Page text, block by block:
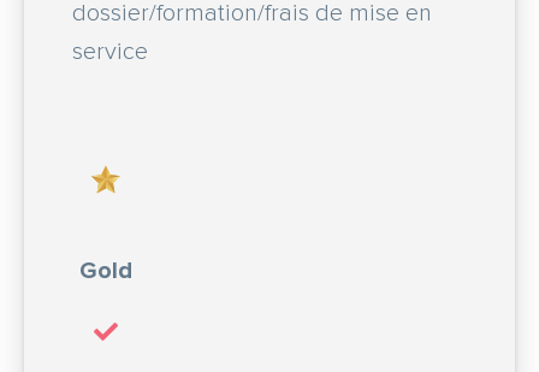
dossier/formation/frais de mise en
service
Gold